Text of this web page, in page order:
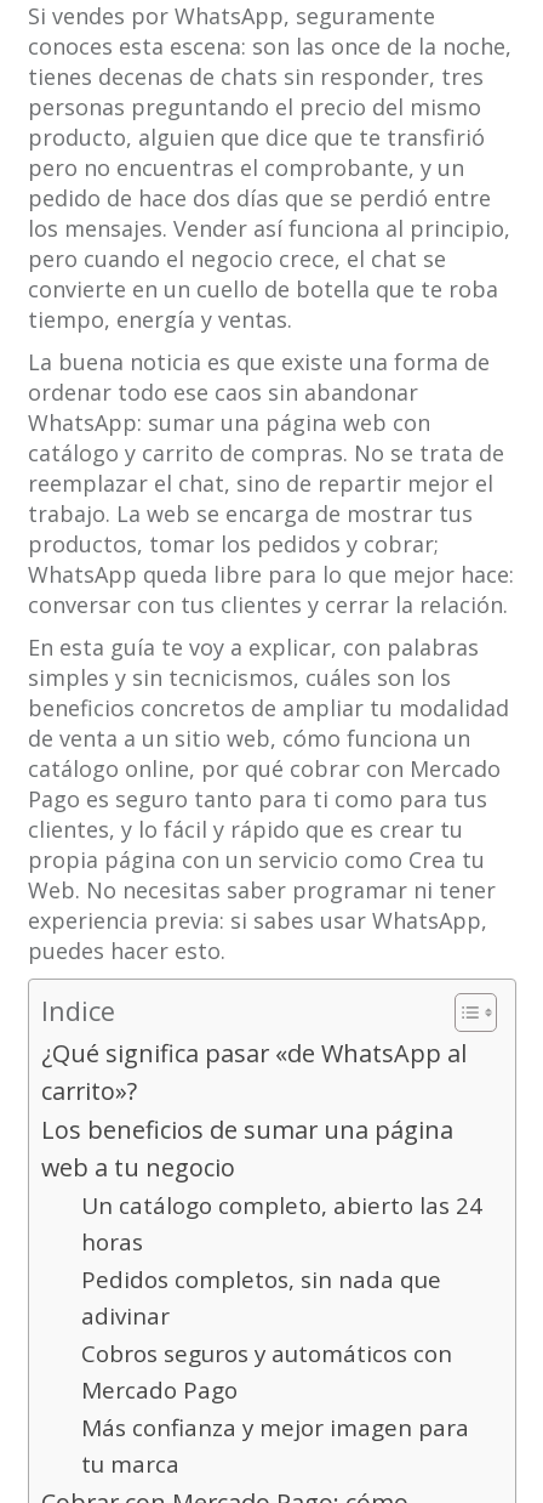
Si vendes por WhatsApp, seguramente
conoces esta escena: son las once de la noche,
tienes decenas de chats sin responder, tres
personas preguntando el precio del mismo
producto, alguien que dice que te transfirió
pero no encuentras el comprobante, y un
pedido de hace dos días que se perdió entre
los mensajes. Vender así funciona al principio,
pero cuando el negocio crece, el chat se
convierte en un cuello de botella que te roba
tiempo, energía y ventas.
La buena noticia es que existe una forma de
ordenar todo ese caos sin abandonar
WhatsApp: sumar una página web con
catálogo y carrito de compras. No se trata de
reemplazar el chat, sino de repartir mejor el
trabajo. La web se encarga de mostrar tus
productos, tomar los pedidos y cobrar;
WhatsApp queda libre para lo que mejor hace:
conversar con tus clientes y cerrar la relación.
En esta guía te voy a explicar, con palabras
simples y sin tecnicismos, cuáles son los
beneficios concretos de ampliar tu modalidad
de venta a un sitio web, cómo funciona un
catálogo online, por qué cobrar con Mercado
Pago es seguro tanto para ti como para tus
clientes, y lo fácil y rápido que es crear tu
propia página con un servicio como Crea tu
Web. No necesitas saber programar ni tener
experiencia previa: si sabes usar WhatsApp,
puedes hacer esto.
Indice
¿Qué significa pasar «de WhatsApp al
carrito»?
Los beneficios de sumar una página
web a tu negocio
Un catálogo completo, abierto las 24
horas
Pedidos completos, sin nada que
adivinar
Cobros seguros y automáticos con
Mercado Pago
Más confianza y mejor imagen para
tu marca